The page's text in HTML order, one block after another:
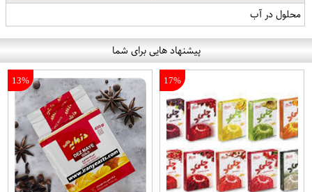
محلول در آب
پیشنهاد هایی برای شما
17%
13%